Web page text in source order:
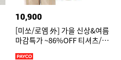
10,900
[미쏘/로엠 外] 가을 신상&여름
마감특가 ~86%OFF 티셔츠/슬